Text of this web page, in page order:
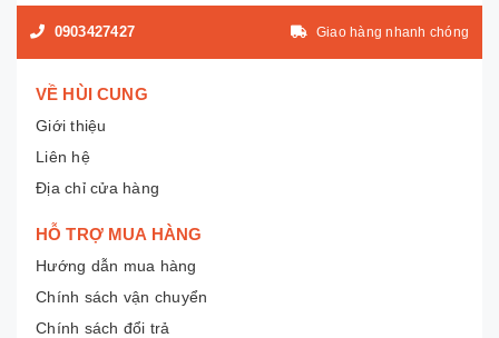
0903427427 Giao hàng nhanh chóng
VỀ HÙI CUNG
Giới thiệu
Liên hệ
Địa chỉ cửa hàng
HỖ TRỢ MUA HÀNG
Hướng dẫn mua hàng
Chính sách vận chuyển
Chính sách đổi trả